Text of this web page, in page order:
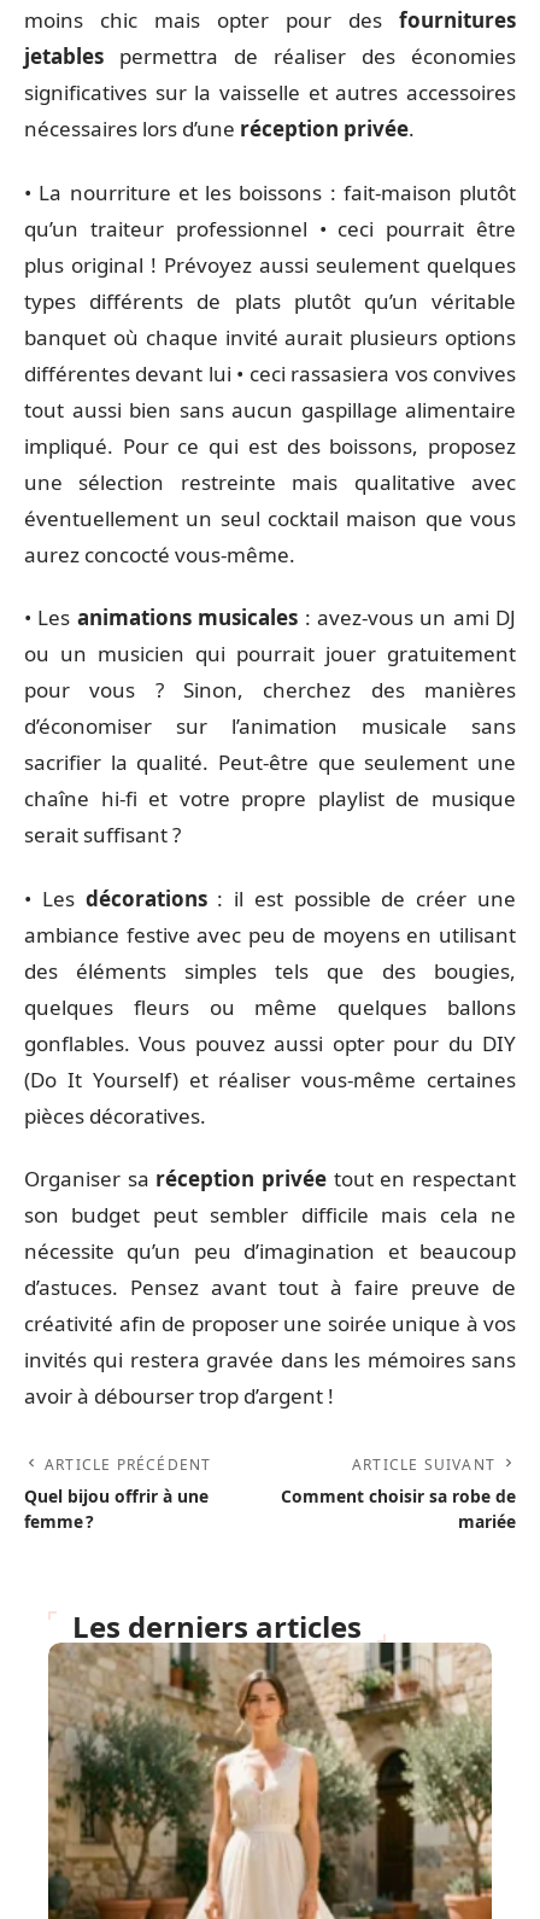
moins chic mais opter pour des fournitures
jetables permettra de réaliser des économies
significatives sur la vaisselle et autres accessoires
nécessaires lors d’une réception privée.
• La nourriture et les boissons : fait-maison plutôt
qu’un traiteur professionnel • ceci pourrait être
plus original ! Prévoyez aussi seulement quelques
types différents de plats plutôt qu’un véritable
banquet où chaque invité aurait plusieurs options
différentes devant lui • ceci rassasiera vos convives
tout aussi bien sans aucun gaspillage alimentaire
impliqué. Pour ce qui est des boissons, proposez
une sélection restreinte mais qualitative avec
éventuellement un seul cocktail maison que vous
aurez concocté vous-même.
• Les animations musicales : avez-vous un ami DJ
ou un musicien qui pourrait jouer gratuitement
pour vous ? Sinon, cherchez des manières
d’économiser sur l’animation musicale sans
sacrifier la qualité. Peut-être que seulement une
chaîne hi-fi et votre propre playlist de musique
serait suffisant ?
• Les décorations: il est possible de créer une
ambiance festive avec peu de moyens en utilisant
des éléments simples tels que des bougies,
quelques fleurs ou même quelques ballons
gonflables. Vous pouvez aussi opter pour du DIY
(Do It Yourself) et réaliser vous-même certaines
pièces décoratives.
Organiser sa réception privée tout en respectant
son budget peut sembler difficile mais cela ne
nécessite qu’un peu d’imagination et beaucoup
d’astuces. Pensez avant tout à faire preuve de
créativité afin de proposer une soirée unique à vos
invités qui restera gravée dans les mémoires sans
avoir à débourser trop d’argent !
ARTICLE PRÉCÉDENT
Quel bijou offrir à une
femme ?
ARTICLE SUIVANT
Comment choisir sa robe de
mariée
Les derniers articles